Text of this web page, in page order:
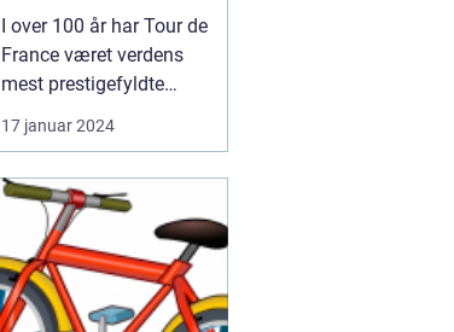
ensomme vej
I over 100 år har Tour de
France været verdens
mest prestigefyldte
cykelløb, og en af de
mest særlige discipliner,
del af løbet, er
enkeltstarten. I denne
artikel vil vi dykke ned i
verdenen af "Tour de
France enkeltstart" og
17 januar 2024